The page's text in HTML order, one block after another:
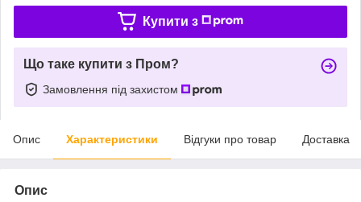
Купити з
Що таке купити з Пром?
Замовлення під захистом
Опис Характеристики Відгуки про товар Доставка
Опис